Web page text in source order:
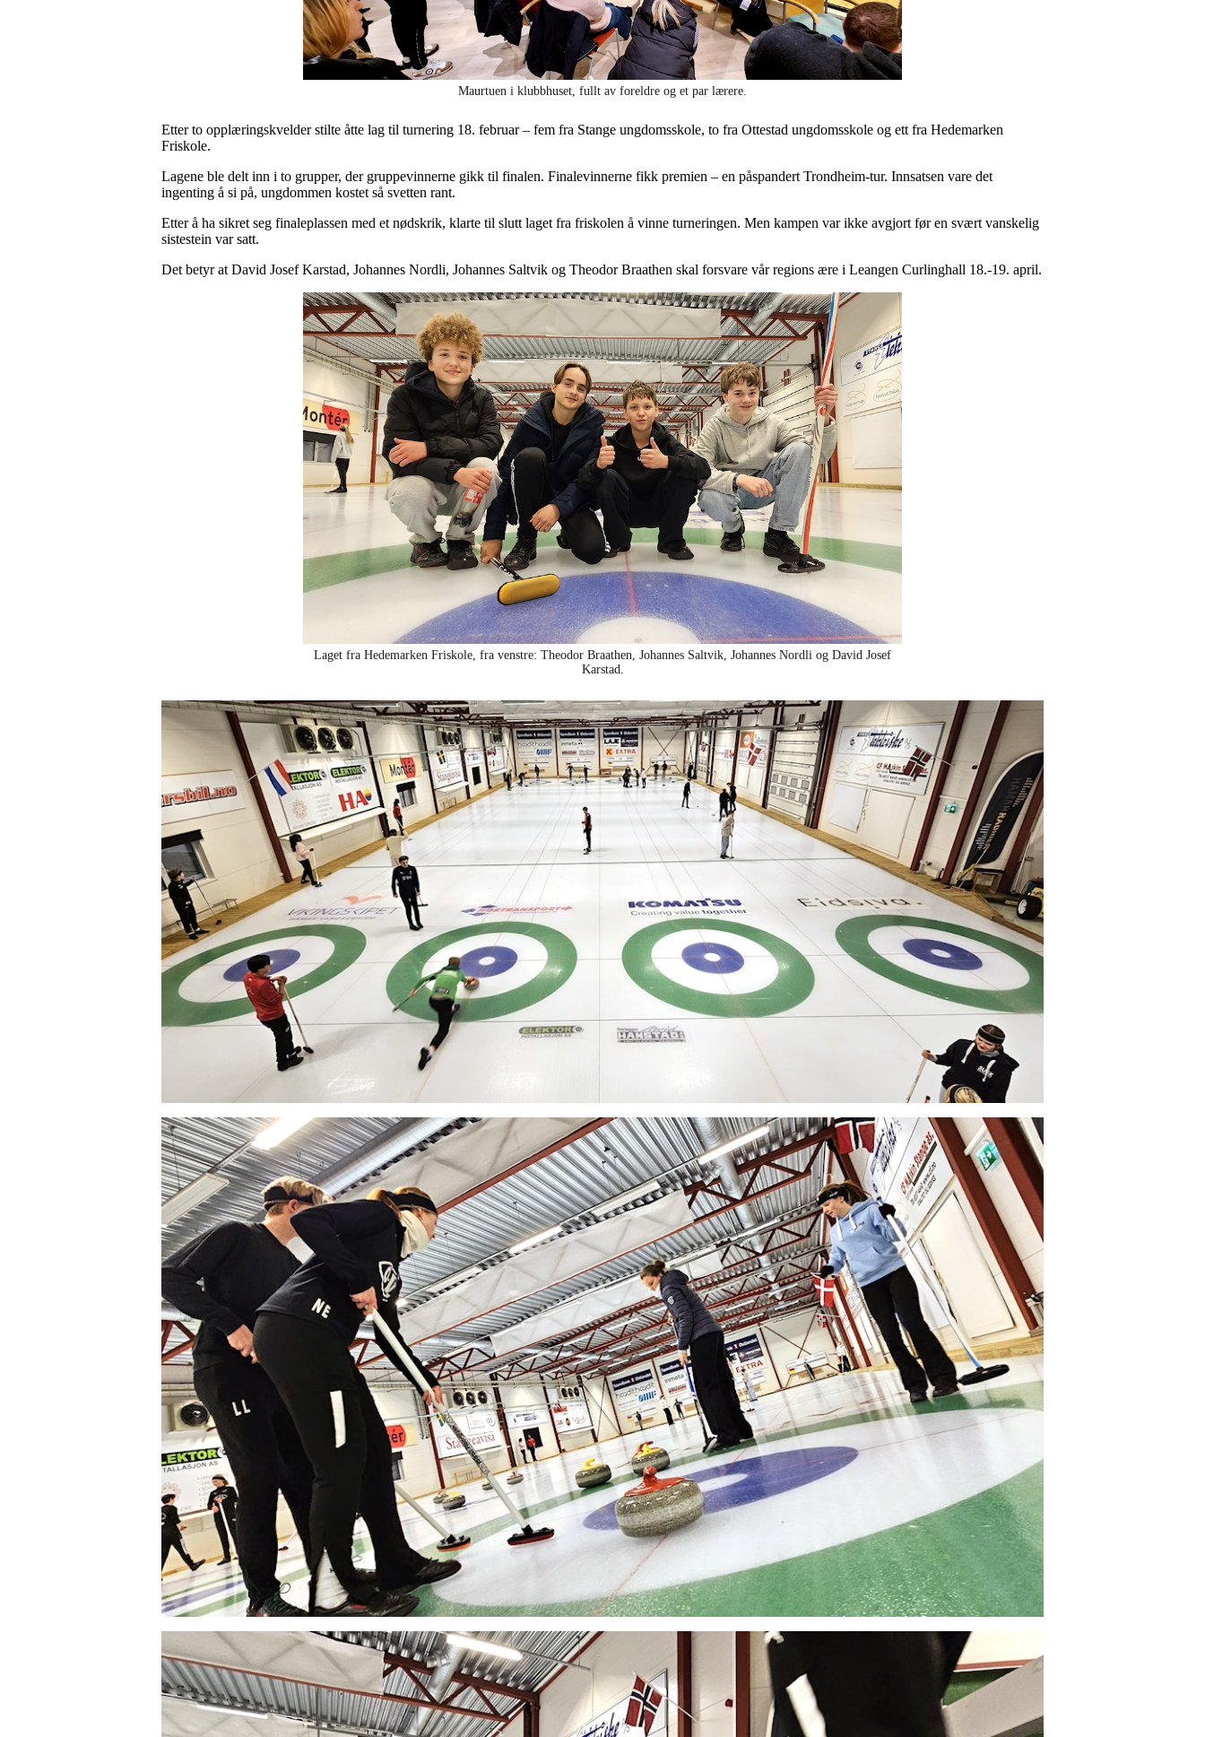
Maurtuen i klubbhuset, fullt av foreldre og et par lærere.
Etter to opplæringskvelder stilte åtte lag til turnering 18. februar – fem fra Stange ungdomsskole, to fra Ottestad ungdomsskole og ett fra Hedemarken
Friskole.
Lagene ble delt inn i to grupper, der gruppevinnerne gikk til finalen. Finalevinnerne fikk premien – en påspandert Trondheim-tur. Innsatsen vare det
ingenting å si på, ungdommen kostet så svetten rant.
Etter å ha sikret seg finaleplassen med et nødskrik, klarte til slutt laget fra friskolen å vinne turneringen. Men kampen var ikke avgjort før en svært vanskelig
sistestein var satt.
Det betyr at David Josef Karstad, Johannes Nordli, Johannes Saltvik og Theodor Braathen skal forsvare vår regions ære i Leangen Curlinghall 18.-19. april.
Laget fra Hedemarken Friskole, fra venstre: Theodor Braathen, Johannes Saltvik, Johannes Nordli og David Josef
Karstad.